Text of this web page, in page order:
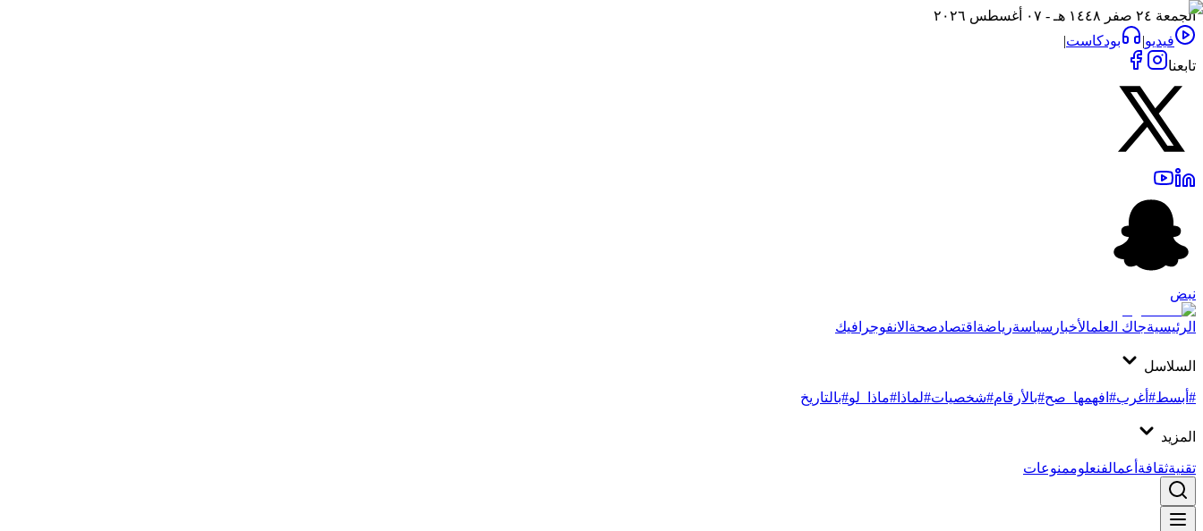
الجمعة ٢٤ صفر ١٤٤٨ هـ - ٠٧ أغسطس ٢٠٢٦
فيديو| بودكاست|
تابعنا
نبض
الرئيسيةجاك العلمالأخبار سياسةرياضة اقتصادصحة الانفوجرافيك
السلاسل
#أبسط#أغرب#افهمها_صح#بالأرقام#شخصيات#لماذا #ماذا_لو#بالتاريخ
المزيد
تقنيةثقافة أعمالفنعلوممنوعات